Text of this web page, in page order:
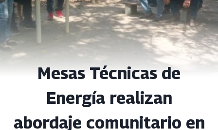
Mesas Técnicas de
Energía realizan
abordaje comunitario en